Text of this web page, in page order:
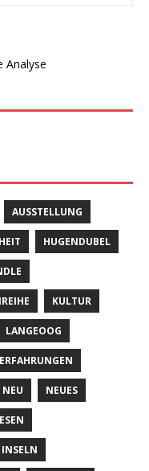
AUSSTELLUNG
HEIT HUGENDUBEL
KULTUR
LANGEOOG
NEU NEUES
INSELN